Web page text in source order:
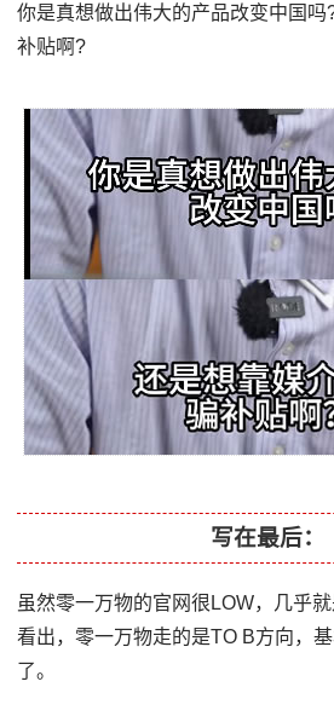
你是真想做出伟大的产品改变中国吗
补贴啊?
写在最后：
虽然零一万物的官网很LOW，几乎
看出，零一万物走的是TO B方向，
了。